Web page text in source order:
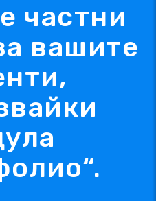
частни
вашите